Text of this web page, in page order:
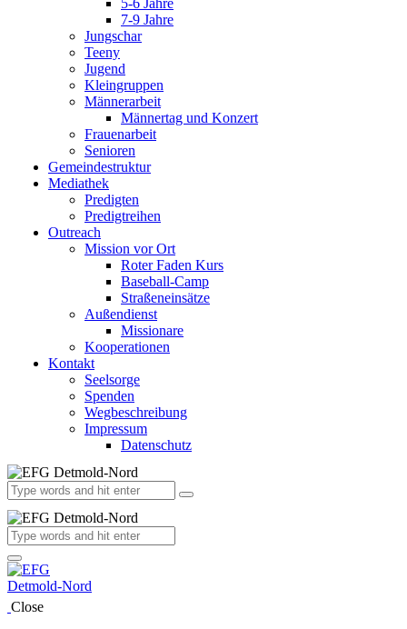
5-6 Jahre
7-9 Jahre
Jungschar
Teeny
Jugend
Kleingruppen
Männerarbeit
Männertag und Konzert
Frauenarbeit
Senioren
Gemeindestruktur
Mediathek
Predigten
Predigtreihen
Outreach
Mission vor Ort
Roter Faden Kurs
Baseball-Camp
Straßeneinsätze
Außendienst
Missionare
Kooperationen
Kontakt
Seelsorge
Spenden
Wegbeschreibung
Impressum
Datenschutz
Close